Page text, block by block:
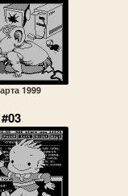
1999
#03